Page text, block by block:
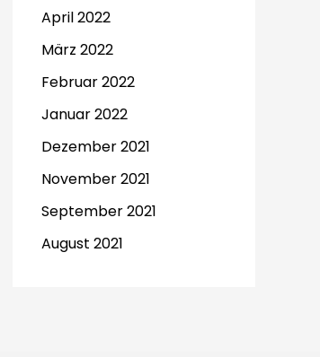
April 2022
März 2022
Februar 2022
Januar 2022
Dezember 2021
November 2021
September 2021
August 2021